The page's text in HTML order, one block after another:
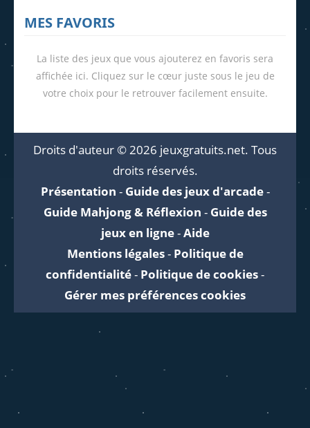
MES FAVORIS
La liste des jeux que vous ajouterez en favoris sera
affichée ici. Cliquez sur le cœur juste sous le jeu de
votre choix pour le retrouver facilement ensuite.
Droits d'auteur © 2026 jeuxgratuits.net. Tous
droits réservés.
Présentation - Guide des jeux d'arcade-
Guide Mahjong & Réflexion - Guide des
jeux en ligne-Aide
Mentions légales- Politique de
confidentialité- Politique de cookies-
Gérer mes préférences cookies